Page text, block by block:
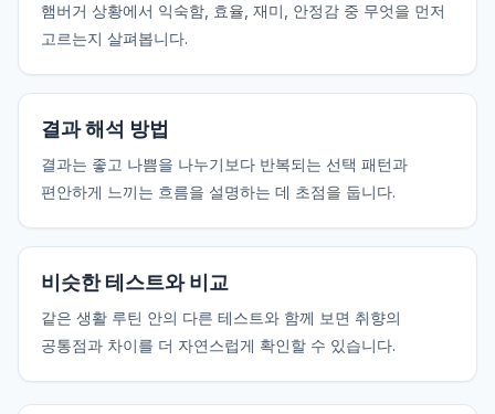
햄버거 상황에서 익숙함, 효율, 재미, 안정감 중 무엇을 먼저
고르는지 살펴봅니다.
결과 해석 방법
결과는 좋고 나쁨을 나누기보다 반복되는 선택 패턴과
편안하게 느끼는 흐름을 설명하는 데 초점을 둡니다.
비슷한 테스트와 비교
같은 생활 루틴 안의 다른 테스트와 함께 보면 취향의
공통점과 차이를 더 자연스럽게 확인할 수 있습니다.